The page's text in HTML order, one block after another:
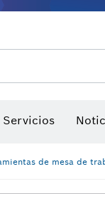
Servicios
de mesa de